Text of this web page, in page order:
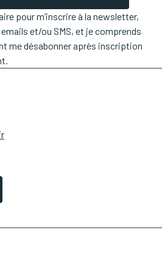
pour m’inscrire à la newsletter,
et/ou SMS, et je comprends
me désabonner après inscription